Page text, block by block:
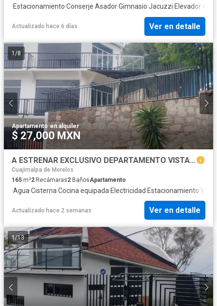
·Estacionamiento·Conserje·Asador·Gimnasio·Jacuzzi·Elevador·
Actualizado hace 6 días Ver en detalle
1 /8
Apartamento·en alquiler
$ 27,000 MXN
A ESTRENAR EXCLUSIVO DEPARTAMENTO VISTA DEL VALLE+ JARDIN +TERRAZA
Cuajimalpa de Morelos
165 m²2 Recámaras2 BañosApartamento
·Agua·Cisterna·Cocina equipada·Electricidad·Estacionamiento·
Actualizado hace 2 semanas Ver en detalle
1 /13